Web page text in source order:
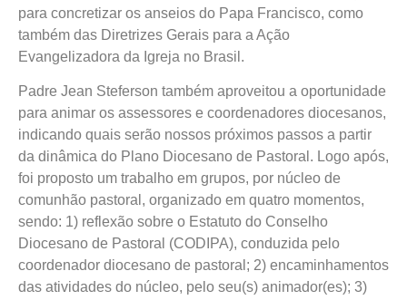
para concretizar os anseios do Papa Francisco, como
também das Diretrizes Gerais para a Ação
Evangelizadora da Igreja no Brasil.
Padre Jean Steferson também aproveitou a oportunidade
para animar os assessores e coordenadores diocesanos,
indicando quais serão nossos próximos passos a partir
da dinâmica do Plano Diocesano de Pastoral. Logo após,
foi proposto um trabalho em grupos, por núcleo de
comunhão pastoral, organizado em quatro momentos,
sendo: 1) reflexão sobre o Estatuto do Conselho
Diocesano de Pastoral (CODIPA), conduzida pelo
coordenador diocesano de pastoral; 2) encaminhamentos
das atividades do núcleo, pelo seu(s) animador(es); 3)